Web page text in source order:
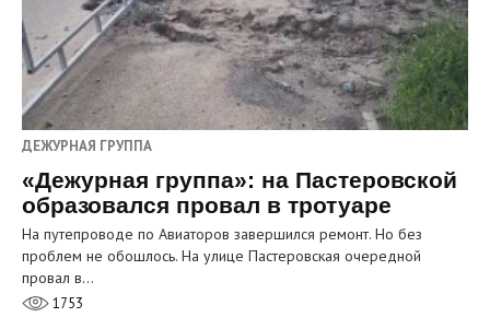
ДЕЖУРНАЯ ГРУППА
«Дежурная группа»: на Пастеровской
образовался провал в тротуаре
На путепроводе по Авиаторов завершился ремонт. Но без
проблем не обошлось. На улице Пастеровская очередной
провал в…
1753